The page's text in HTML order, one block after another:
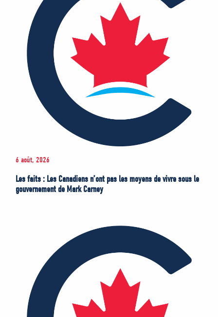
6 août, 2026
Les faits : Les Canadiens n’ont pas les moyens de vivre sous le
gouvernement de Mark Carney